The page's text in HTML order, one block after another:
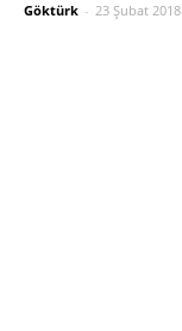
Göktürk - 23 Şubat 2018